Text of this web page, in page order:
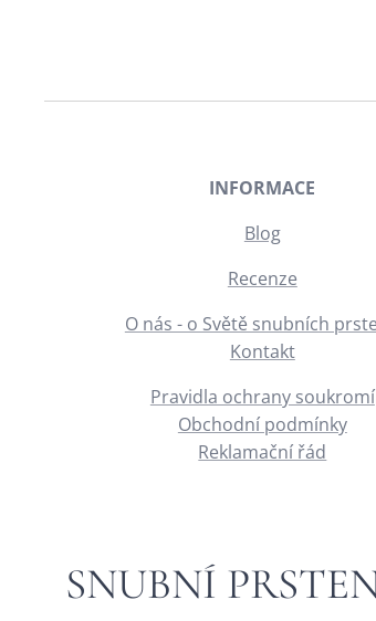
INFORMACE
Blog
Recenze
O nás - o Světě snubních
Kontakt
Pravidla ochrany soukromí
Obchodní podmínky
Reklamační řád
SNUBNÍ